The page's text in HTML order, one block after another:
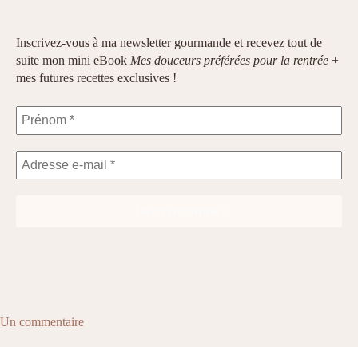
Inscrivez-vous à ma newsletter gourmande et recevez tout de
suite mon mini eBook Mes douceurs préférées pour la rentrée +
mes futures recettes exclusives !
Un commentaire